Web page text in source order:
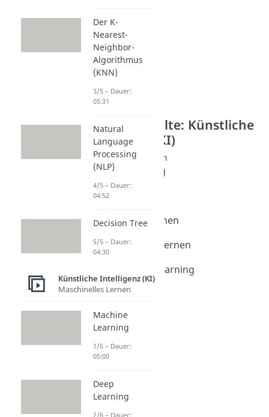
Weitere Inhalte: Künstliche
Intelligenz (KI)
Maschinelles Lernen
Machine Learning
Dauer: 05:00
Deep Learning
Überwachtes Lernen
Unüberwachtes Lernen
Dauer: 05:03
Reinforcement Learning
Dauer: 05:22
RLHF
Der K-
Nearest-
Neighbor-
Algorithmus
(KNN)
3/5 – Dauer:
05:31
Natural
Language
Processing
(NLP)
4/5 – Dauer:
04:52
Decision Tree
5/5 – Dauer:
04:30
Künstliche Intelligenz (KI)
Maschinelles Lernen
Machine
Learning
1/6 – Dauer:
05:00
Deep
Learning
2/6 – Dauer: